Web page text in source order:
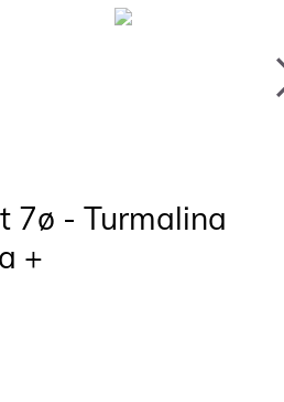
7ø - Turmalina
+